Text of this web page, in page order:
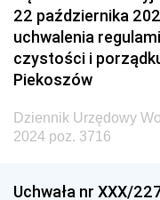
22 października
uchwalenia
czystości i
Piekoszów
Dziennik Urzędowy
2024 poz. 3716
Uchwała nr XXX/